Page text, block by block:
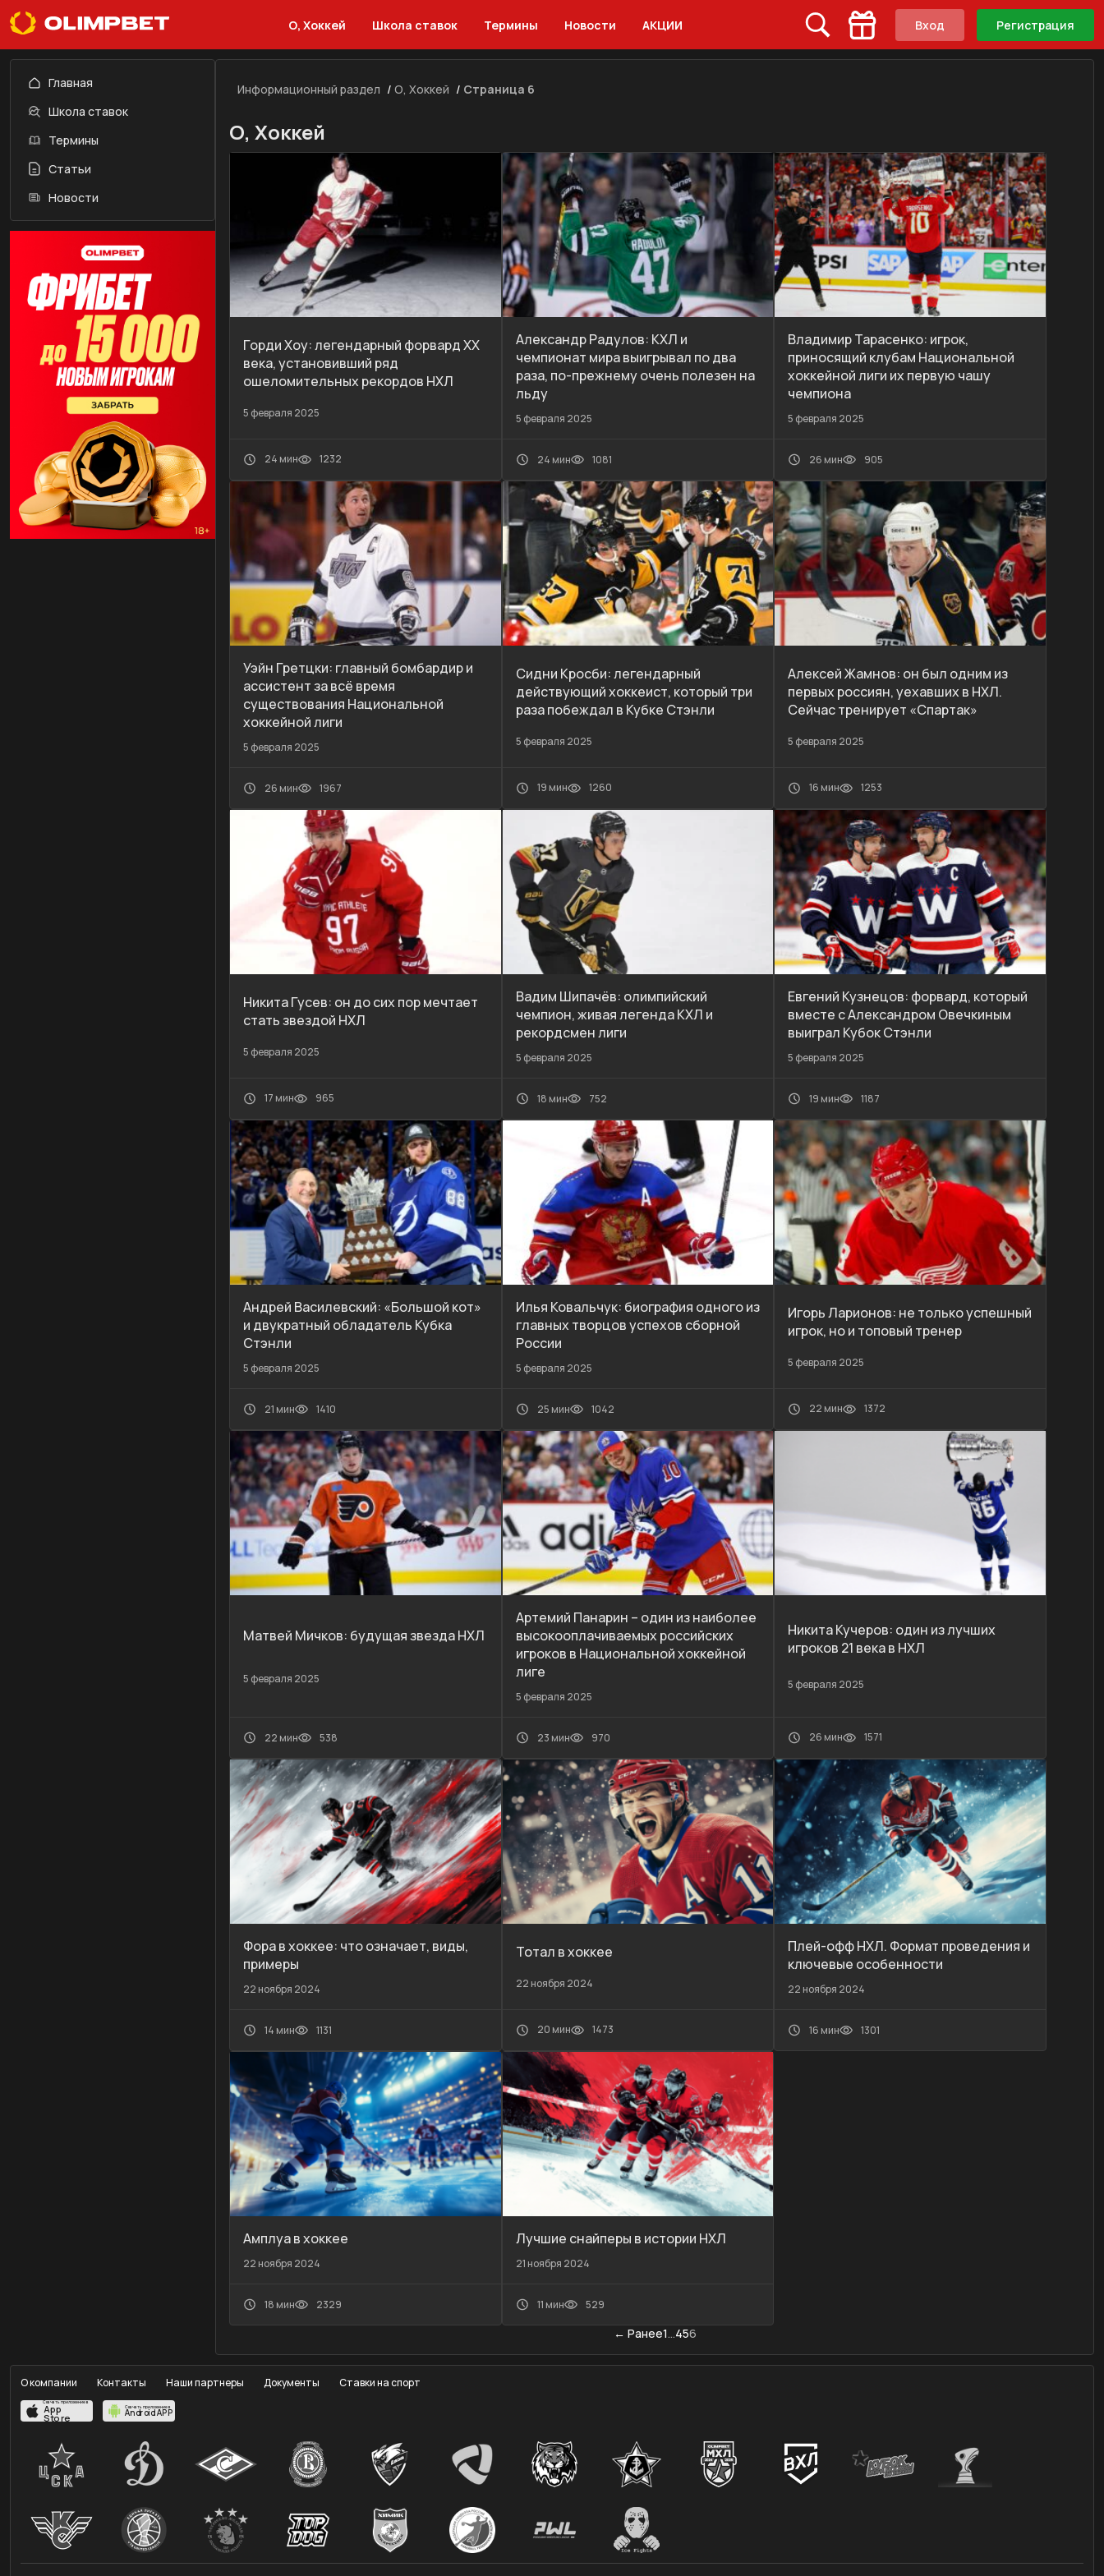
О, Хоккей Школа ставок Термины Новости АКЦИИ Вход Регистрация
Главная
Школа ставок
Термины
Статьи
Новости
Информационный раздел / О, Хоккей / Страница 6
О, Хоккей
Горди Хоу: легендарный форвард XX
века, установивший ряд
ошеломительных рекордов НХЛ
5 февраля 2025
24 мин 1232
Александр Радулов: КХЛ и
чемпионат мира выигрывал по два
раза, по-прежнему очень полезен на
льду
5 февраля 2025
24 мин 1081
Владимир Тарасенко: игрок,
приносящий клубам Национальной
хоккейной лиги их первую чашу
чемпиона
5 февраля 2025
26 мин 905
Уэйн Гретцки: главный бомбардир и
ассистент за всё время
существования Национальной
хоккейной лиги
5 февраля 2025
26 мин 1967
Сидни Кросби: легендарный
действующий хоккеист, который три
раза побеждал в Кубке Стэнли
5 февраля 2025
19 мин 1260
Алексей Жамнов: он был одним из
первых россиян, уехавших в НХЛ.
Сейчас тренирует «Спартак»
5 февраля 2025
16 мин 1253
Никита Гусев: он до сих пор мечтает
стать звездой НХЛ
5 февраля 2025
17 мин 965
Вадим Шипачёв: олимпийский
чемпион, живая легенда КХЛ и
рекордсмен лиги
5 февраля 2025
18 мин 752
Евгений Кузнецов: форвард, который
вместе с Александром Овечкиным
выиграл Кубок Стэнли
5 февраля 2025
19 мин 1187
Андрей Василевский: «Большой кот»
и двукратный обладатель Кубка
Стэнли
5 февраля 2025
21 мин 1410
Илья Ковальчук: биография одного из
главных творцов успехов сборной
России
5 февраля 2025
25 мин 1042
Игорь Ларионов: не только успешный
игрок, но и топовый тренер
5 февраля 2025
22 мин 1372
Матвей Мичков: будущая звезда НХЛ
5 февраля 2025
22 мин 538
Артемий Панарин – один из наиболее
высокооплачиваемых российских
игроков в Национальной хоккейной
лиге
5 февраля 2025
23 мин 970
Никита Кучеров: один из лучших
игроков 21 века в НХЛ
5 февраля 2025
26 мин 1571
Фора в хоккее: что означает, виды,
примеры
22 ноября 2024
14 мин 1131
Тотал в хоккее
22 ноября 2024
20 мин 1473
Плей-офф НХЛ. Формат проведения и
ключевые особенности
22 ноября 2024
16 мин 1301
Амплуа в хоккее
22 ноября 2024
18 мин 2329
Лучшие снайперы в истории НХЛ
21 ноября 2024
11 мин 529
← Ранее1…456
О компании Контакты Наши партнеры Документы Ставки на спорт
Скачать приложение в
App
Store
Скачать приложение в
Android APP